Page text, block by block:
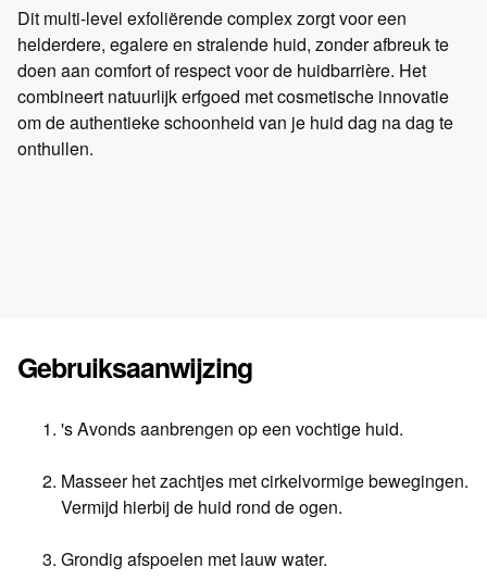
Dit multi-level exfoliërende complex zorgt voor een
helderdere, egalere en stralende huid, zonder afbreuk te
doen aan comfort of respect voor de huidbarrière. Het
combineert natuurlijk erfgoed met cosmetische innovatie
om de authentieke schoonheid van je huid dag na dag te
onthullen.
Gebruiksaanwijzing
's Avonds aanbrengen op een vochtige huid.
Masseer het zachtjes met cirkelvormige bewegingen.
Vermijd hierbij de huid rond de ogen.
Grondig afspoelen met lauw water.